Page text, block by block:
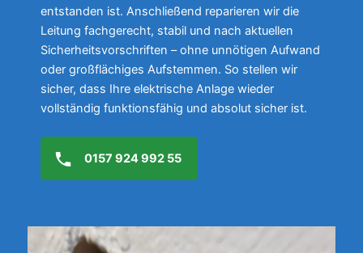
entstanden ist. Anschließend reparieren wir die
Leitung fachgerecht, stabil und nach aktuellen
Sicherheitsvorschriften – ohne unnötigen Aufwand
oder großflächiges Aufstemmen. So stellen wir
sicher, dass Ihre elektrische Anlage wieder
vollständig funktionsfähig und absolut sicher ist.
0157 924 992 55